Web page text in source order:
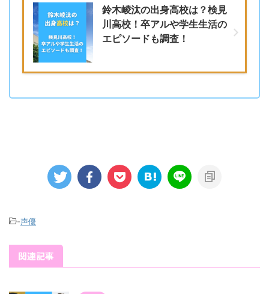
鈴木崚汰の出身高校は？検見
川高校！卒アルや学生生活の
エピソードも調査！
-声優
関連記事